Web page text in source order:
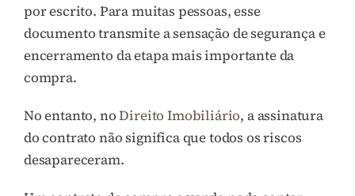
por escrito. Para muitas pessoas, esse
documento transmite a sensação de segurança e
encerramento da etapa mais importante da
compra.
No entanto, noDireito Imobiliário, a assinatura
do contrato não significa que todos os riscos
desapareceram.